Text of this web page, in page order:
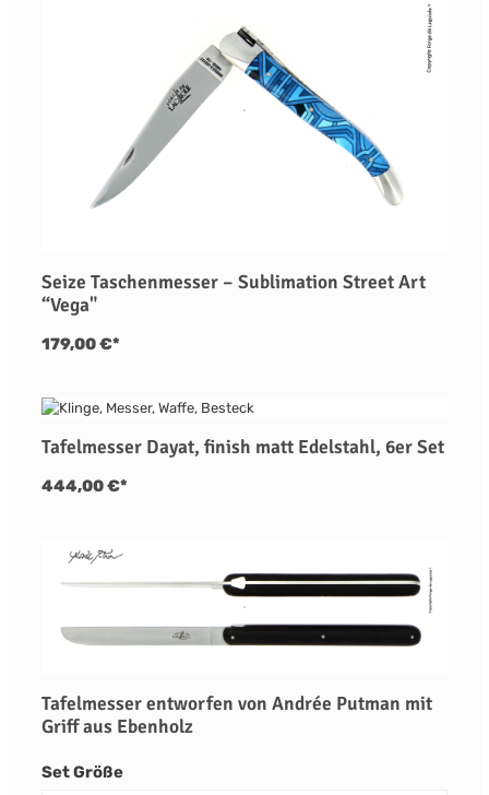
Seize Taschenmesser – Sublimation Street Art
“Vega"
179,00 €*
Tafelmesser Dayat, finish matt Edelstahl, 6er Set
444,00 €*
Tafelmesser entworfen von Andrée Putman mit
Griff aus Ebenholz
Set Größeauswählen